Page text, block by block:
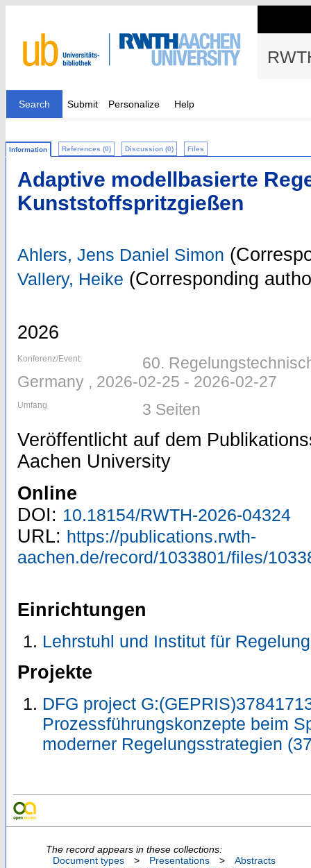
Search Submit Personalize Help
Information References (0) Discussion (0) Files
Adaptive modellbasierte
Kunststoffspritzgießen
Ahlers, Jens Daniel Simon
Vallery, Heike (Corresponding
2026
Konferenz/Event:
60.
Germany , 2026-02-25 - 2026-02-27
Umfang 3 Seiten
Veröffentlicht auf dem
Aachen University
Online
DOI: 10.18154/RWTH-2026-04324
URL: https://publications.rwth-
aachen.de/record/1033801/files/
Einrichtungen
Lehrstuhl und Institut für
Projekte
DFG project
Prozessführungskonzepte beim
moderner Regelungsstrategien
The record appears in these collections:
Document types
> Presentations >
Abstracts